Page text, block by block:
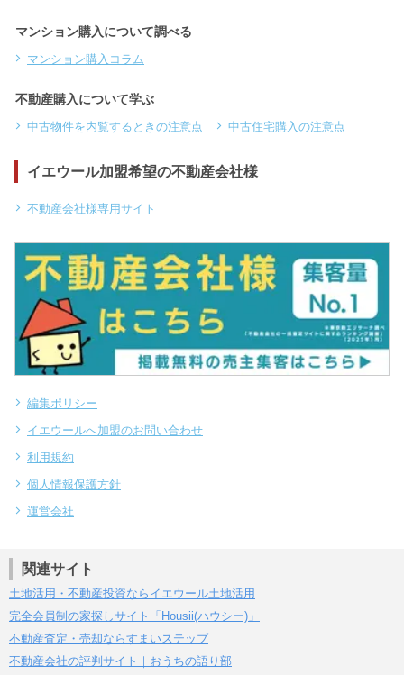
マンション購入について調べる
マンション購入コラム
不動産購入について学ぶ
中古物件を内覧するときの注意点 中古住宅購入の注意点
イエウール加盟希望の不動産会社様
不動産会社様専用サイト
編集ポリシー
イエウールへ加盟のお問い合わせ
利用規約
個人情報保護方針
運営会社
関連サイト
土地活用・不動産投資ならイエウール土地活用
完全会員制の家探しサイト「Housii(ハウシー)」
不動産査定・売却ならすまいステップ
不動産会社の評判サイト｜おうちの語り部